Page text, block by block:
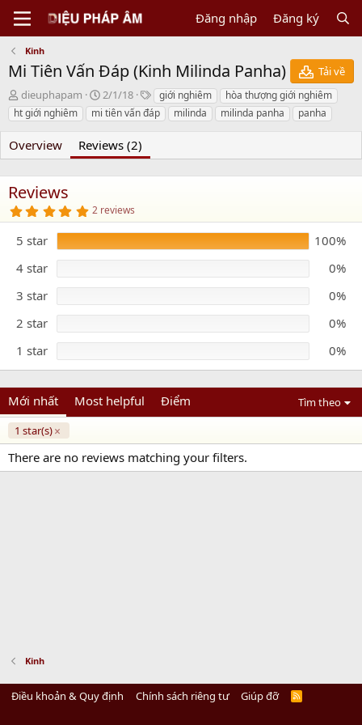
Đăng nhập Đăng ký
Kinh
Mi Tiên Vấn Ðáp (Kinh Milinda Panha)
Tải về
N
g
ư
i
i
dieuphapam
C
r
e
t
d
a
t
e
2/1/18
T
a
g
giới nghiêm
hòa thượng giới nghiêm
ht giới nghiêm
mi tiên vấn đáp milinda milinda panha panha
Overview Reviews (2)
Reviews
5
.
0
0
s
a
r
s
2 reviews
5 star
100%
4 star
0%
3 star
0%
2 star
0%
1 star
0%
Mới nhất Most helpful Điểm
Tìm theo
1 star(s)
There are no reviews matching your filters.
Kinh
Điều khoản & Quy định Chính sách riêng tư Giúp đỡ
R